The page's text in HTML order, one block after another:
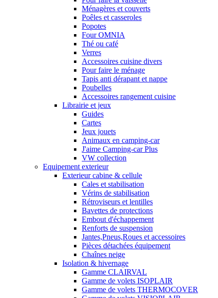
Ménagères et couverts
Poêles et casseroles
Popotes
Four OMNIA
Thé ou café
Verres
Accessoires cuisine divers
Pour faire le ménage
Tapis anti dérapant et nappe
Poubelles
Accessoires rangement cuisine
Librairie et jeux
Guides
Cartes
Jeux jouets
Animaux en camping-car
J'aime Camping-car Plus
VW collection
Equipement exterieur
Exterieur cabine & cellule
Cales et stabilisation
Vérins de stabilisation
Rétroviseurs et lentilles
Bavettes de protections
Embout d'échappement
Renforts de suspension
Jantes,Pneus,Roues et accessoires
Pièces détachées équipement
Chaînes neige
Isolation & hivernage
Gamme CLAIRVAL
Gamme de volets ISOPLAIR
Gamme de volets THERMOCOVER